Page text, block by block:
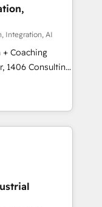
and meet
4
skills,
Integration, AI
Coaching
how
just build your
it, then stay
Alignment +
& Data